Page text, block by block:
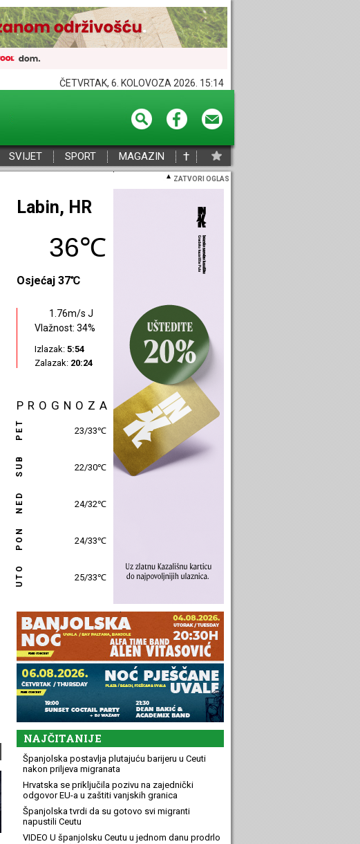
ČETVRTAK, 6. KOLOVOZA 2026. 15:14
SVIJET SPORT MAGAZIN †
ZATVORI OGLAS
Poreč, HR
33℃
Osjećaj 36℃
2.4m/s JZ
Vlažnost: 51%
Izlazak: 5:55
Zalazak: 20:27
PROGNOZA
PET 27/31℃
SUB 23/30℃
NED 25/31℃
PON 26/32℃
UTO 27/31℃
NAJČITANIJE
Španjolska postavlja plutajuću barijeru u Ceuti
nakon priljeva migranata
Hrvatska se priključila pozivu na zajednički
odgovor EU-a u zaštiti vanjskih granica
Španjolska tvrdi da su gotovo svi migranti
napustili Ceutu
VIDEO U španjolsku Ceutu u jednom danu prodrlo